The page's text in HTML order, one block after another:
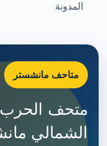
المدونة
متاحف مانشستر
متحف الحرب
الشمالي